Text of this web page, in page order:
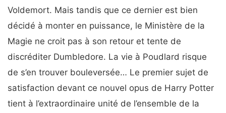
Voldemort. Mais tandis que ce dernier est bien
décidé à monter en puissance, le Ministère de la
Magie ne croit pas à son retour et tente de
discréditer Dumbledore. La vie à Poudlard risque
de s’en trouver bouleversée… Le premier sujet de
satisfaction devant ce nouvel opus de Harry Potter
tient à l’extraordinaire unité de l’ensemble de la